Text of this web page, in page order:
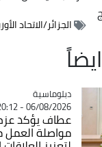
الجزائر/الاتحاد
Catégorie
دبلوماسية
06/08/2026 - 20:12
عطاف يؤكد
مواصلة العمل